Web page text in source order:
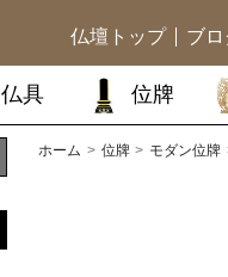
仏壇トップ ブ
仏具 位牌
ホーム 位牌 モダン位牌